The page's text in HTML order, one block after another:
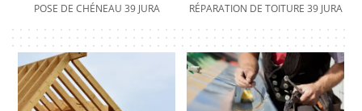
POSE DE CHÉNEAU 39 JURA RÉPARATION DE TOITURE 39 JURA